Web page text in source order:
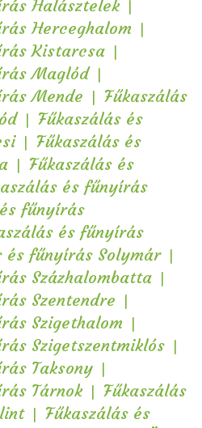
Halásztelek |
Herceghalom |
Kistarcsa |
Maglód |
Mende | Fűkaszálás
| Fűkaszálás és
| Fűkaszálás és
| Fűkaszálás és
és fűnyírás
fűnyírás
és fűnyírás
és fűnyírás Solymár |
Százhalombatta |
Szentendre |
Szigethalom |
Szigetszentmiklós |
Taksony |
Tárnok | Fűkaszálás
| Fűkaszálás és